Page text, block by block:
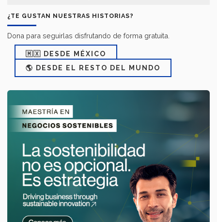
¿TE GUSTAN NUESTRAS HISTORIAS?
Dona para seguirlas disfrutando de forma gratuita.
🇲🇽 DESDE MÉXICO
🌎 DESDE EL RESTO DEL MUNDO